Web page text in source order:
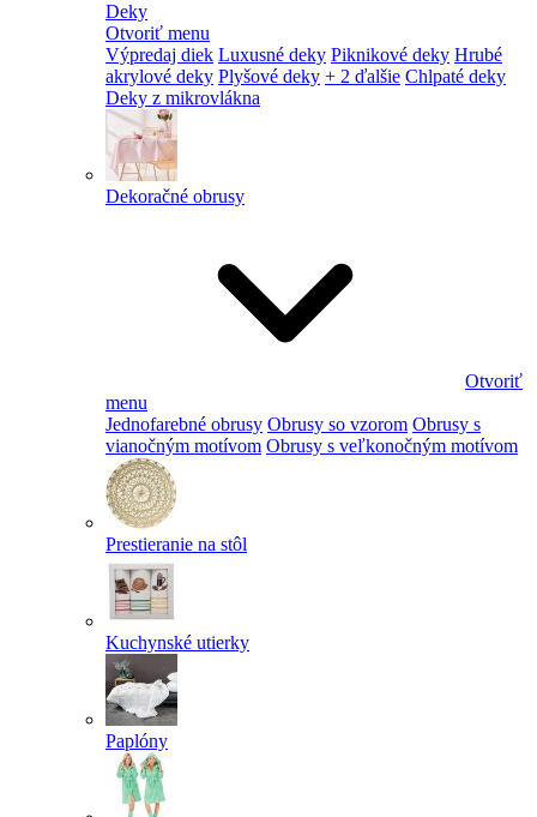
Deky
Otvoriť menu
Výpredaj diek Luxusné deky Piknikové deky Hrubé
akrylové deky Plyšové deky + 2 ďalšie Chlpaté deky
Deky z mikrovlákna
Dekoračné obrusy
Otvoriť
menu
Jednofarebné obrusy Obrusy so vzorom Obrusy s
vianočným motívom Obrusy s veľkonočným motívom
Prestieranie na stôl
Kuchynské utierky
Paplóny